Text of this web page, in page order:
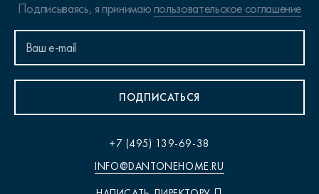
Подписываясь, я принимаюпользовательское соглашение
ПОДПИСАТЬСЯ
+7 (495) 139-69-38
INFO@DANTONEHOME.RU